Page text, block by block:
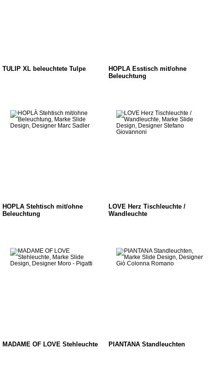
TULIP XL beleuchtete Tulpe
HOPLÀ Esstisch mit/ohne
Beleuchtung
HOPLÀ Stehtisch mit/ohne
Beleuchtung
LOVE Herz Tischleuchte /
Wandleuchte
MADAME OF LOVE Stehleuchte PIANTANA Standleuchten